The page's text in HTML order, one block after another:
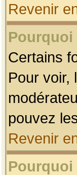
Revenir
Pourquoi
Certains
Pour voir,
pouvez
Revenir
Pourquoi